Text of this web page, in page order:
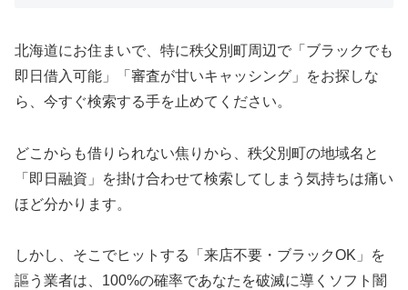
北海道にお住まいで、特に秩父別町周辺で「ブラックでも
即日借入可能」「審査が甘いキャッシング」をお探しな
ら、今すぐ検索する手を止めてください。
どこからも借りられない焦りから、秩父別町の地域名と
「即日融資」を掛け合わせて検索してしまう気持ちは痛い
ほど分かります。
しかし、そこでヒットする「来店不要・ブラックOK」を
謳う業者は、100%の確率であなたを破滅に導くソフト闇